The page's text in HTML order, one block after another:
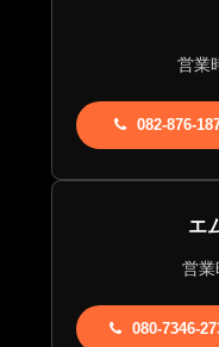
営業
082-876-
エ
営
080-7346-